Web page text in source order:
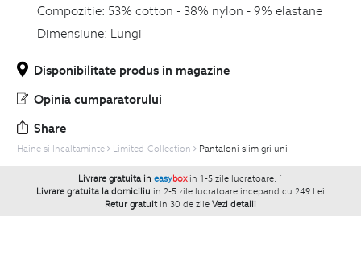
Compozitie: 53% cotton - 38% nylon - 9% elastane
Dimensiune: Lungi
Disponibilitate produs in magazine
Opinia cumparatorului
Share
Haine si Incaltaminte Limited-Collection Pantaloni slim gri uni
Livrare gratuita in easybox in 1-5 zile lucratoare. `
Livrare gratuita la domiciliu in 2-5 zile lucratoare incepand cu 249 Lei
Retur gratuit in 30 de zile Vezi detalii